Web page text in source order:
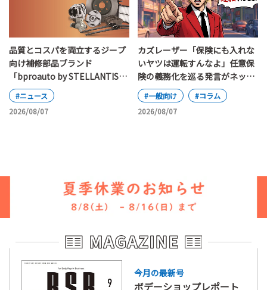
品質とコスパを両立するジープ
向け補修部品ブランド
「bproauto by STELLANTIS」
が日本上陸
#ニュース
2026/08/07
カズレーザー「保険にも入れな
いヤツは運転すんなよ」任意保
険の義務化を巡る発言がネット
で大論争
#一般向け
#コラム
2026/08/07
今月の最新号
ボデーショップレポート